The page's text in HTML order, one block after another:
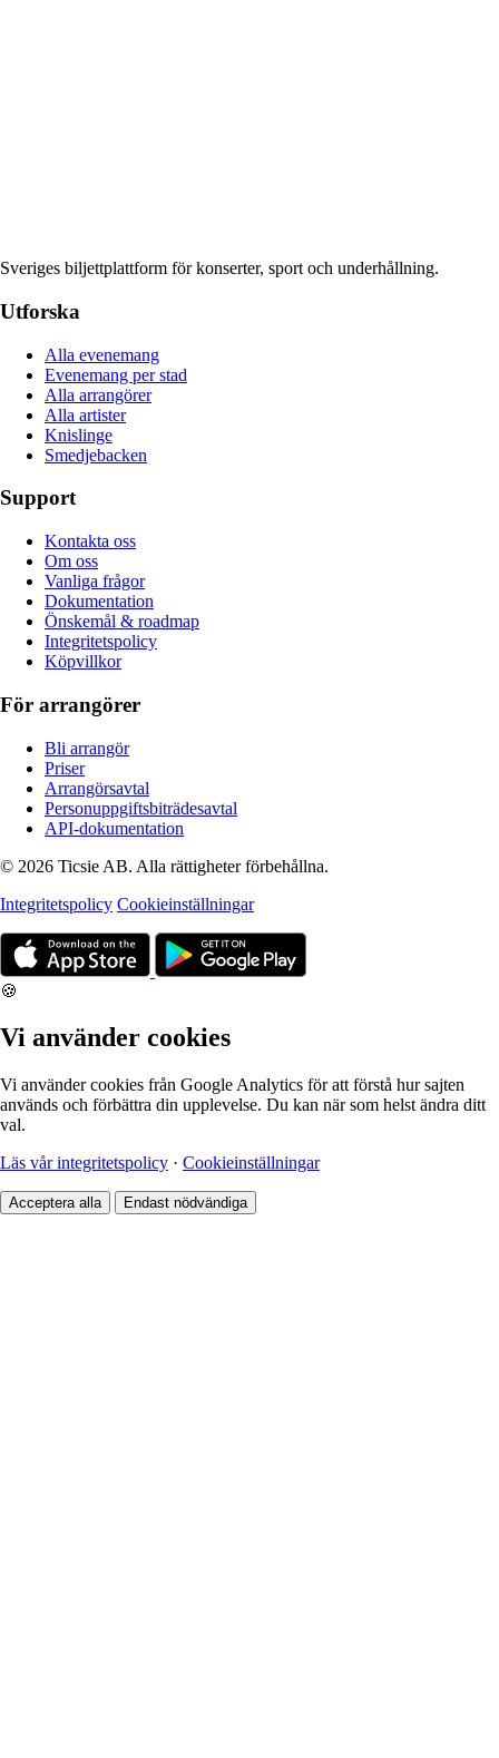
Sveriges biljettplattform för konserter, sport och underhållning.
Utforska
Alla evenemang
Evenemang per stad
Alla arrangörer
Alla artister
Knislinge
Smedjebacken
Support
Kontakta oss
Om oss
Vanliga frågor
Dokumentation
Önskemål & roadmap
Integritetspolicy
Köpvillkor
För arrangörer
Bli arrangör
Priser
Arrangörsavtal
Personuppgiftsbiträdesavtal
API-dokumentation
© 2026 Ticsie AB. Alla rättigheter förbehållna.
Integritetspolicy Cookieinställningar
🍪
Vi använder cookies
Vi använder cookies från Google Analytics för att förstå hur sajten
används och förbättra din upplevelse. Du kan när som helst ändra ditt
val.
Läs vår integritetspolicy · Cookieinställningar
Acceptera alla Endast nödvändiga